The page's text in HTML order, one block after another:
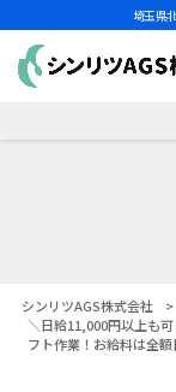
埼玉県
シンリツAGS株式会社 >
＼日給11,000円以上も
フト作業！お給料は全額